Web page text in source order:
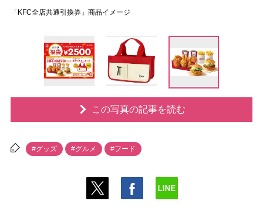
「KFC全店共通引換券」商品イメージ
この写真の記事を読む
#グッズ #グルメ #フード